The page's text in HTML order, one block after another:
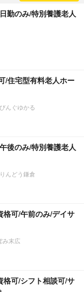
勤のみ/特別養護老人
/住宅型有料老人ホー
んぐゆかる
後のみ/特別養護老人
んどう鎌倉
格可/午前のみ/デイサ
み末広
格可/シフト相談可/サ